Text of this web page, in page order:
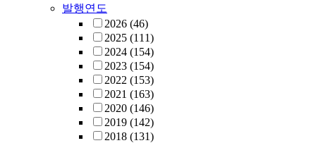
발행연도
2026 (46)
2025 (111)
2024 (154)
2023 (154)
2022 (153)
2021 (163)
2020 (146)
2019 (142)
2018 (131)